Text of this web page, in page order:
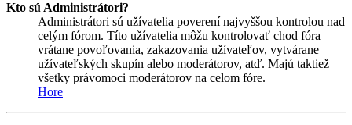
Kto sú Administrátori?
Administrátori sú užívatelia poverení najvyššou kontrolou nad
celým fórom. Títo užívatelia môžu kontrolovať chod fóra
vrátane povoľovania, zakazovania užívateľov, vytvárane
užívateľských skupín alebo moderátorov, atď. Majú taktiež
všetky právomoci moderátorov na celom fóre.
Hore